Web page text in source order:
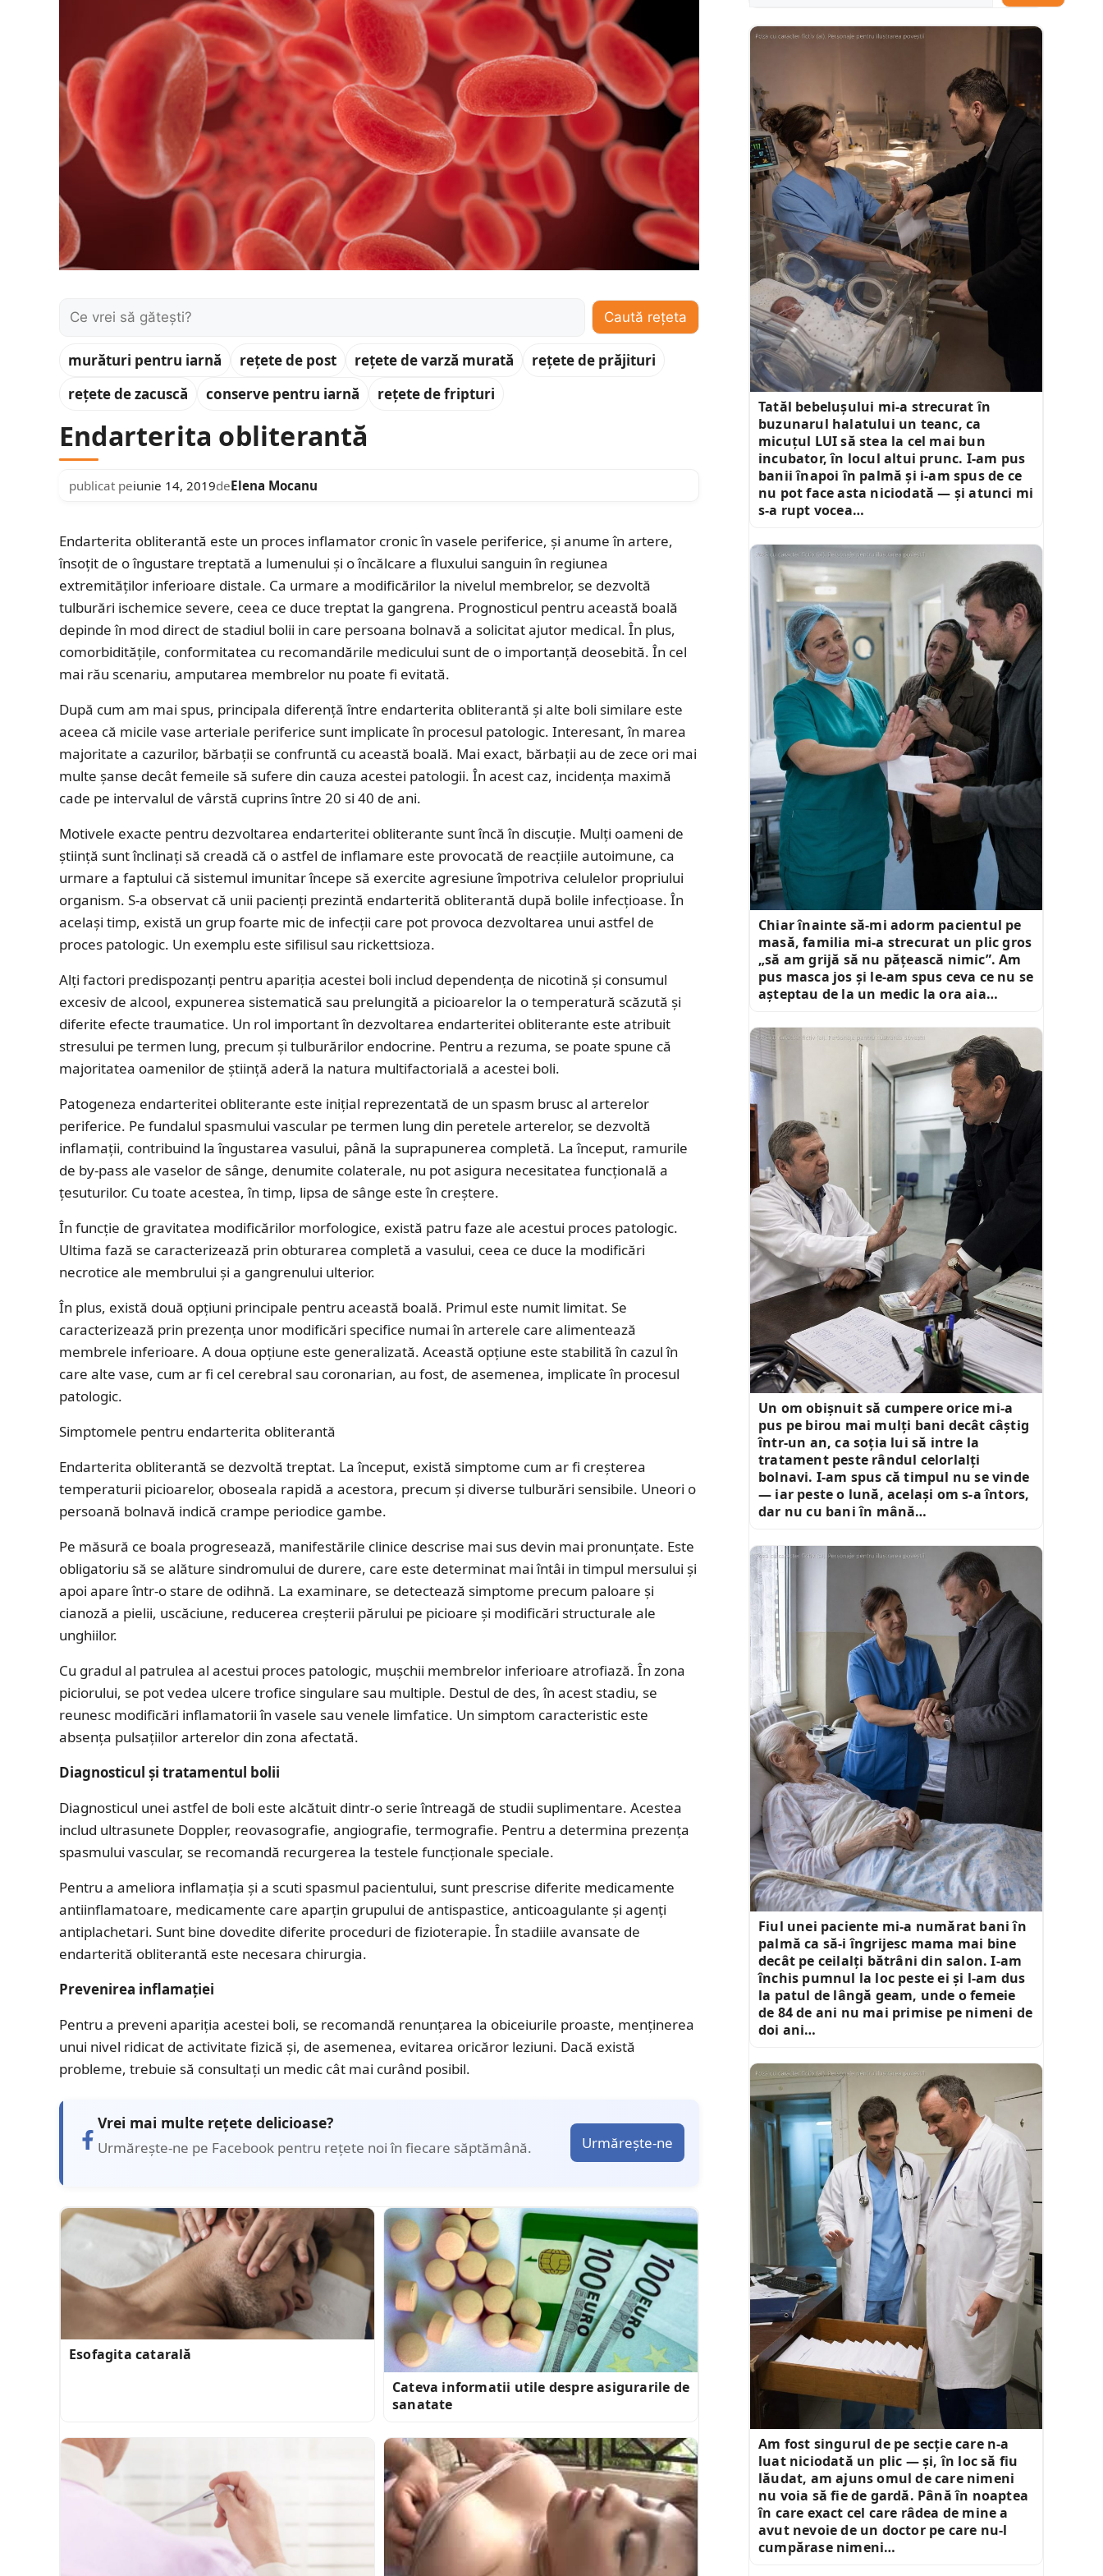
Caută: Caută rețeta
murături pentru iarnă rețete de post rețete de varză murată
rețete de prăjituri
rețete de zacuscă
conserve pentru iarnă rețete de fripturi
Endarterita obliterantă
publicat peiunie 14, 2019deElena Mocanu
Endarterita obliterantă este un proces inflamator cronic în vasele periferice, și anume în artere,
însoțit de o îngustare treptată a lumenului și o încălcare a fluxului sanguin în regiunea
extremităților inferioare distale. Ca urmare a modificărilor la nivelul membrelor, se dezvoltă
tulburări ischemice severe, ceea ce duce treptat la gangrena. Prognosticul pentru această boală
depinde în mod direct de stadiul bolii in care persoana bolnavă a solicitat ajutor medical. În plus,
comorbiditățile, conformitatea cu recomandările medicului sunt de o importanță deosebită. În cel
mai rău scenariu, amputarea membrelor nu poate fi evitată.
După cum am mai spus, principala diferență între endarterita obliterantă și alte boli similare este
aceea că micile vase arteriale periferice sunt implicate în procesul patologic. Interesant, în marea
majoritate a cazurilor, bărbații se confruntă cu această boală. Mai exact, bărbații au de zece ori mai
multe șanse decât femeile să sufere din cauza acestei patologii. În acest caz, incidența maximă
cade pe intervalul de vârstă cuprins între 20 si 40 de ani.
Motivele exacte pentru dezvoltarea endarteritei obliterante sunt încă în discuție. Mulți oameni de
știință sunt înclinați să creadă că o astfel de inflamare este provocată de reacțiile autoimune, ca
urmare a faptului că sistemul imunitar începe să exercite agresiune împotriva celulelor propriului
organism. S-a observat că unii pacienți prezintă endarterită obliterantă după bolile infecțioase. În
același timp, există un grup foarte mic de infecții care pot provoca dezvoltarea unui astfel de
proces patologic. Un exemplu este sifilisul sau rickettsioza.
Alți factori predispozanți pentru apariția acestei boli includ dependența de nicotină și consumul
excesiv de alcool, expunerea sistematică sau prelungită a picioarelor la o temperatură scăzută și
diferite efecte traumatice. Un rol important în dezvoltarea endarteritei obliterante este atribuit
stresului pe termen lung, precum și tulburărilor endocrine. Pentru a rezuma, se poate spune că
majoritatea oamenilor de știință aderă la natura multifactorială a acestei boli.
Patogeneza endarteritei obliterante este inițial reprezentată de un spasm brusc al arterelor
periferice. Pe fundalul spasmului vascular pe termen lung din peretele arterelor, se dezvoltă
inflamații, contribuind la îngustarea vasului, până la suprapunerea completă. La început, ramurile
de by-pass ale vaselor de sânge, denumite colaterale, nu pot asigura necesitatea funcțională a
țesuturilor. Cu toate acestea, în timp, lipsa de sânge este în creștere.
În funcție de gravitatea modificărilor morfologice, există patru faze ale acestui proces patologic.
Ultima fază se caracterizează prin obturarea completă a vasului, ceea ce duce la modificări
necrotice ale membrului și a gangrenului ulterior.
În plus, există două opțiuni principale pentru această boală. Primul este numit limitat. Se
caracterizează prin prezența unor modificări specifice numai în arterele care alimentează
membrele inferioare. A doua opțiune este generalizată. Această opțiune este stabilită în cazul în
care alte vase, cum ar fi cel cerebral sau coronarian, au fost, de asemenea, implicate în procesul
patologic.
Simptomele pentru endarterita obliterantă
Endarterita obliterantă se dezvoltă treptat. La început, există simptome cum ar fi creșterea
temperaturii picioarelor, oboseala rapidă a acestora, precum și diverse tulburări sensibile. Uneori o
persoană bolnavă indică crampe periodice gambe.
Pe măsură ce boala progresează, manifestările clinice descrise mai sus devin mai pronunțate. Este
obligatoriu să se alăture sindromului de durere, care este determinat mai întâi in timpul mersului și
apoi apare într-o stare de odihnă. La examinare, se detectează simptome precum paloare și
cianoză a pielii, uscăciune, reducerea creșterii părului pe picioare și modificări structurale ale
unghiilor.
Cu gradul al patrulea al acestui proces patologic, mușchii membrelor inferioare atrofiază. În zona
piciorului, se pot vedea ulcere trofice singulare sau multiple. Destul de des, în acest stadiu, se
reunesc modificări inflamatorii în vasele sau venele limfatice. Un simptom caracteristic este
absența pulsațiilor arterelor din zona afectată.
Diagnosticul și tratamentul bolii
Diagnosticul unei astfel de boli este alcătuit dintr-o serie întreagă de studii suplimentare. Acestea
includ ultrasunete Doppler, reovasografie, angiografie, termografie. Pentru a determina prezența
spasmului vascular, se recomandă recurgerea la testele funcționale speciale.
Pentru a ameliora inflamația și a scuti spasmul pacientului, sunt prescrise diferite medicamente
antiinflamatoare, medicamente care aparțin grupului de antispastice, anticoagulante și agenți
antiplachetari. Sunt bine dovedite diferite proceduri de fizioterapie. În stadiile avansate de
endarterită obliterantă este necesara chirurgia.
Prevenirea inflamației
Pentru a preveni apariția acestei boli, se recomandă renunțarea la obiceiurile proaste, menținerea
unui nivel ridicat de activitate fizică și, de asemenea, evitarea oricăror leziuni. Dacă există
probleme, trebuie să consultați un medic cât mai curând posibil.
Vrei mai multe rețete delicioase?
Urmărește-ne pe Facebook pentru rețete noi în fiecare săptămână. Urmărește-ne
Esofagita catarală
Cateva informatii utile despre asigurarile de
sanatate
Tatăl bebelușului mi-a strecurat în
buzunarul halatului un teanc, ca
micuțul LUI să stea la cel mai bun
incubator, în locul altui prunc. I-am pus
banii înapoi în palmă și i-am spus de ce
nu pot face asta niciodată — și atunci mi
s-a rupt vocea…
Chiar înainte să-mi adorm pacientul pe
masă, familia mi-a strecurat un plic gros
„să am grijă să nu pățească nimic”. Am
pus masca jos și le-am spus ceva ce nu se
așteptau de la un medic la ora aia…
Un om obișnuit să cumpere orice mi-a
pus pe birou mai mulți bani decât câștig
într-un an, ca soția lui să intre la
tratament peste rândul celorlalți
bolnavi. I-am spus că timpul nu se vinde
— iar peste o lună, același om s-a întors,
dar nu cu bani în mână…
Fiul unei paciente mi-a numărat bani în
palmă ca să-i îngrijesc mama mai bine
decât pe ceilalți bătrâni din salon. I-am
închis pumnul la loc peste ei și l-am dus
la patul de lângă geam, unde o femeie
de 84 de ani nu mai primise pe nimeni de
doi ani…
Am fost singurul de pe secție care n-a
luat niciodată un plic — și, în loc să fiu
lăudat, am ajuns omul de care nimeni
nu voia să fie de gardă. Până în noaptea
în care exact cel care râdea de mine a
avut nevoie de un doctor pe care nu-l
cumpărase nimeni…